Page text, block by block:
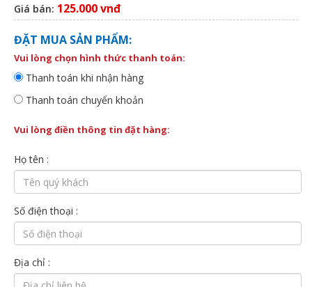
Giá bán: 125.000 vnđ
ĐẶT MUA SẢN PHẨM:
Vui lòng chọn hình thức thanh toán:
Thanh toán khi nhận hàng
Thanh toán chuyển khoản
Vui lòng điền thông tin đặt hàng:
Họ tên :
Số điện thoại :
Địa chỉ :